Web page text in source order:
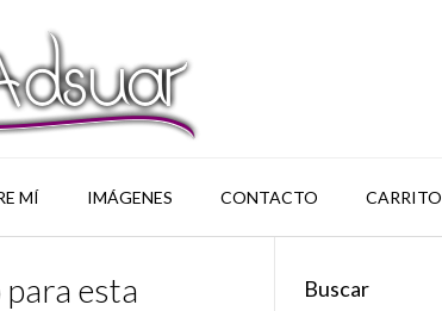
MÍ IMÁGENES CONTACTO CARRITO
para esta
Buscar